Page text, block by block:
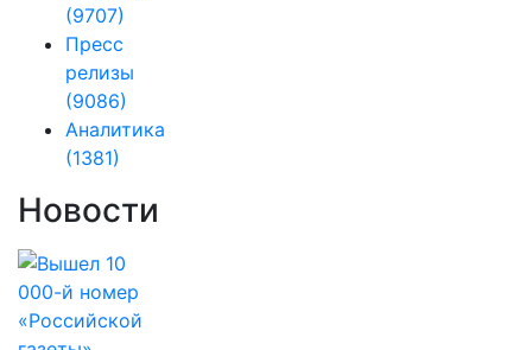
(9707)
Пресс
релизы
(9086)
Аналитика
(1381)
Новости